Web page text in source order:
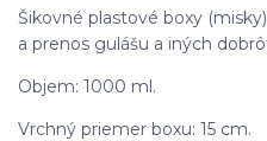
Šikovné plastové boxy
a prenos gulášu a iných
Objem: 1000 ml.
Vrchný priemer boxu: 15 cm.